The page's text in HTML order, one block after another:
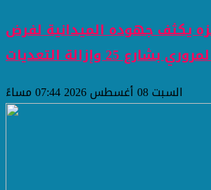
يكثف جهوده الميدانية لفرض
25 وإزالة التعديات
السبت 08 أغسطس 2026 07:44 مساءً